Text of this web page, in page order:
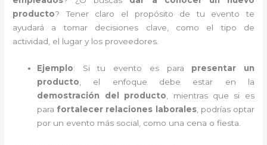
producto? Tener claro el propósito de tu evento te
ayudará a tomar decisiones clave, como el tipo de
actividad, el lugar y los proveedores.
Ejemplo: Si tu evento es para presentar un
producto , el enfoque debe estar en la
demostración del producto , mientras que si es
para fortalecer relaciones laborales, podrías optar
por un evento más social, como una cena o fiesta.